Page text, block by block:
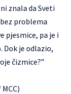
znala da Sveti
problema
pjesmice, pa je i
Dok je odlazio,
čizmice?”